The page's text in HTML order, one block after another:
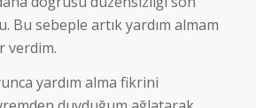
Bu sebeple artık yardım almam
verdim.
yardım alma fikrini